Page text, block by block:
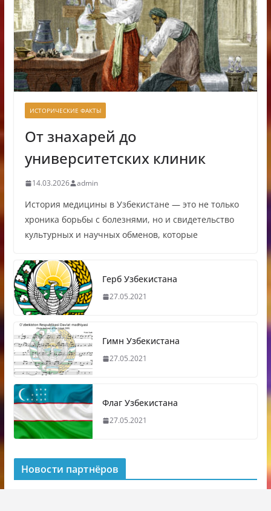
ИСТОРИЧЕСКИЕ ФАКТЫ
От знахарей до
университетских клиник
14.03.2026 admin
История медицины в Узбекистане — это не только
хроника борьбы с болезнями, но и свидетельство
культурных и научных обменов, которые
Герб Узбекистана
27.05.2021
Гимн Узбекистана
27.05.2021
Флаг Узбекистана
27.05.2021
Новости партнёров